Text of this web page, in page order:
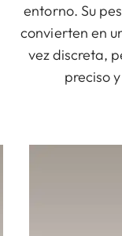
entorno. Su
convierten en
vez discreta,
preciso